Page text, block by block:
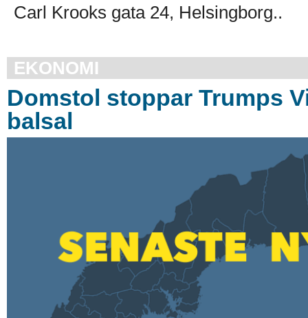
Carl Krooks gata 24, Helsingborg..
EKONOMI
Domstol stoppar Trumps
balsal